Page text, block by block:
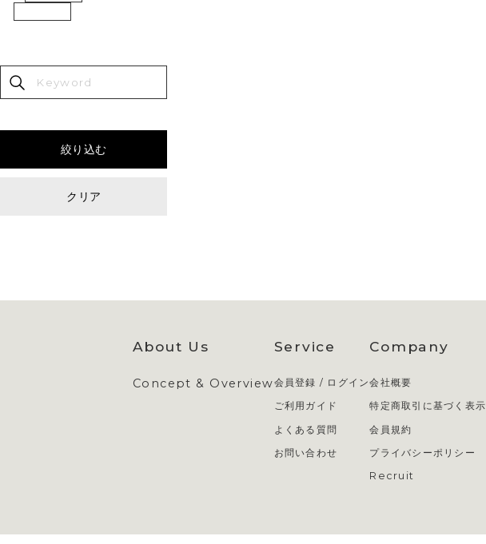
絞り込む
クリア
About Us
Concept & Overview
Service
会員登録 / ログイン
ご利用ガイド
よくある質問
お問い合わせ
Company
会社概要
特定商取引に基づく表示
会員規約
プライバシーポリシー
Recruit